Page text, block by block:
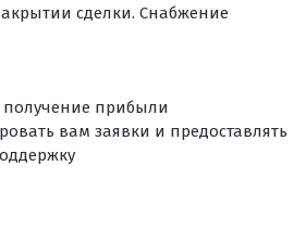
сделки. Снабжение
прибыли
вам заявки и предоставлять